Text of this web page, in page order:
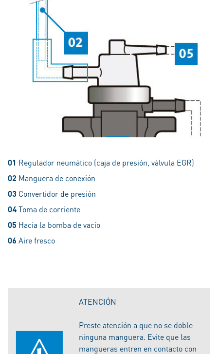
01 Regulador neumático (caja de presión, válvula EGR)
02 Manguera de conexión
03 Convertidor de presión
04Toma de corriente
05 Hacia la bomba de vacío
06 Aire fresco
ATENCIÓN
Preste atención a que no se doble
ninguna manguera. Evite que las
mangueras entren en contacto con